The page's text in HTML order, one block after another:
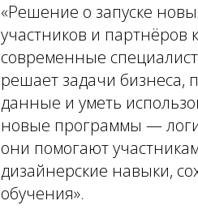
«Решение о запуске
участников и
современные
решает задачи бизнеса,
данные и уметь
новые программы —
они помогают
дизайнерские навыки,
обучения».